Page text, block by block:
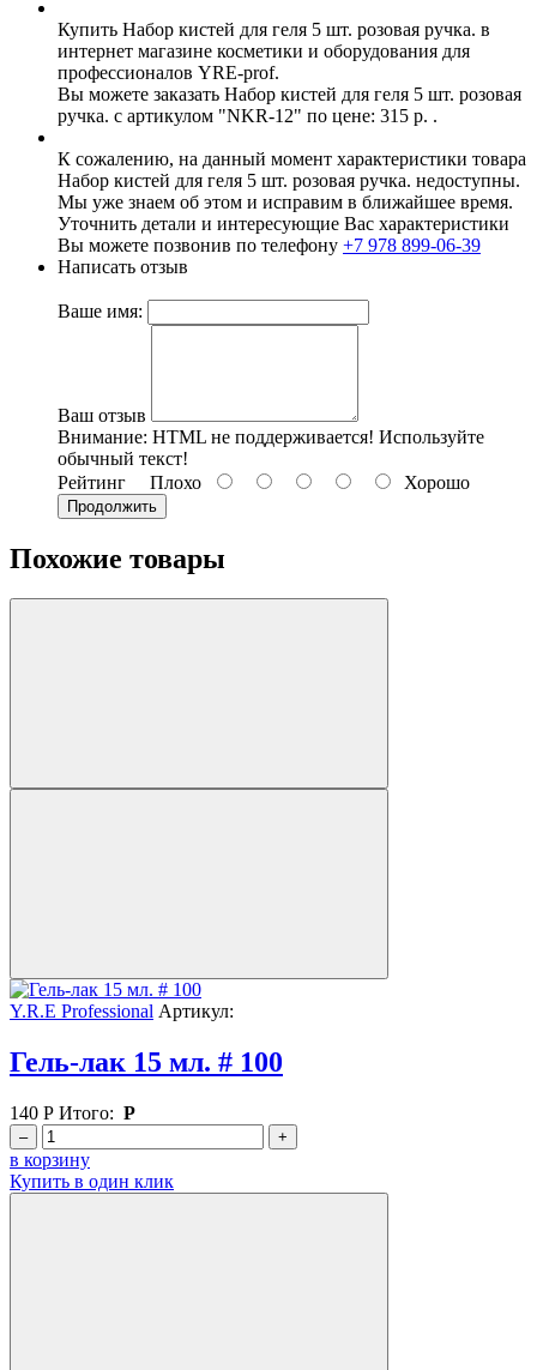
Купить Набор кистей для геля 5 шт. розовая ручка. в
интернет магазине косметики и оборудования для
профессионалов YRE-prof.
Вы можете заказать Набор кистей для геля 5 шт. розовая
ручка. с артикулом "NKR-12" по цене: 315 р. .
К сожалению, на данный момент характеристики товара
Набор кистей для геля 5 шт. розовая ручка. недоступны.
Мы уже знаем об этом и исправим в ближайшее время.
Уточнить детали и интересующие Вас характеристики
Вы можете позвонив по телефону +7 978 899-06-39
Написать отзыв
Ваше имя:
Ваш отзыв
Внимание: HTML не поддерживается! Используйте
обычный текст!
Рейтинг Плохо Хорошо
Продолжить
Похожие товары
Y.R.E Professional Артикул:
Гель-лак 15 мл. # 100
140 Р Итого: Р
– +
в корзину
Купить в один клик